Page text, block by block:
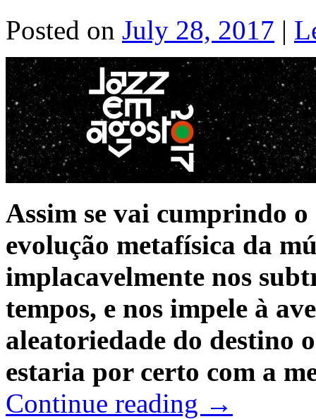
Posted on July 28, 2017 |
Assim se vai cumprindo
evolução metafísica da
implacavelmente nos
tempos, e nos impele à
aleatoriedade do destino
estaria por certo com a
Continue reading →